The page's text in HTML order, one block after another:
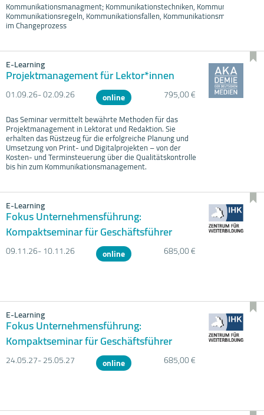
Kommunikationsmanagment; Kommunikationstechniken,
Kommunikationsregeln, Kommunikationsfallen, Kommunikationsmodelle,
im Changeprozess
E-Learning
Projektmanagement für Lektor*innen
01.09.26- 02.09.26 online 795,00 €
Das Seminar vermittelt bewährte Methoden für das
Projektmanagement in Lektorat und Redaktion. Sie
erhalten das Rüstzeug für die erfolgreiche Planung und
Umsetzung von Print- und Digitalprojekten – von der
Kosten- und Terminsteuerung über die Qualitätskontrolle
bis hin zum Kommunikationsmanagement.
E-Learning
Fokus Unternehmensführung:
Kompaktseminar für Geschäftsführer
09.11.26- 10.11.26 online 685,00 €
E-Learning
Fokus Unternehmensführung:
Kompaktseminar für Geschäftsführer
24.05.27- 25.05.27 online 685,00 €